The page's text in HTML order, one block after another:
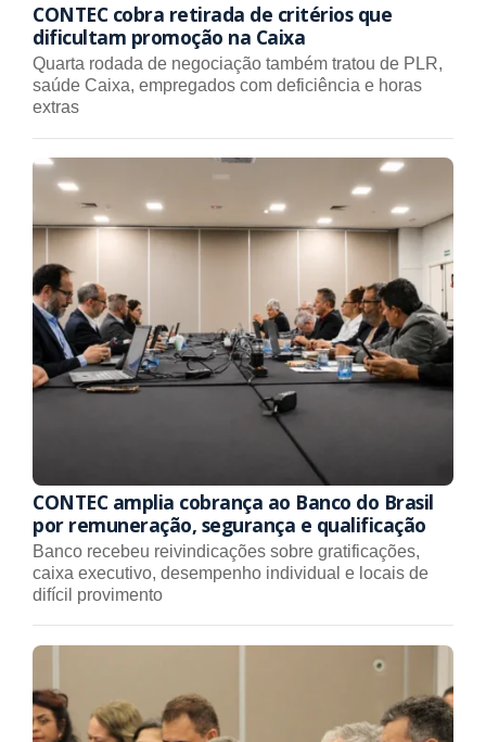
CONTEC cobra retirada de critérios que
dificultam promoção na Caixa
Quarta rodada de negociação também tratou de PLR,
saúde Caixa, empregados com deficiência e horas
extras
CONTEC amplia cobrança ao Banco do Brasil
por remuneração, segurança e qualificação
Banco recebeu reivindicações sobre gratificações,
caixa executivo, desempenho individual e locais de
difícil provimento